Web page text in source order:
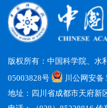
版权所有：中国科学院、水
05003828号
川公网安备
地址：四川省成都市天府新